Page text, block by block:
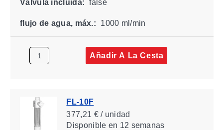
Válvula incluida: false
flujo de agua, máx.: 1000 ml/min
Añadir A La Cesta
FL-10F
377,21 € / unidad
Disponibleen 12 semanas